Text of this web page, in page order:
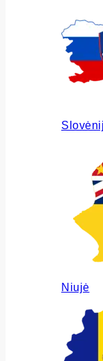
Niujė